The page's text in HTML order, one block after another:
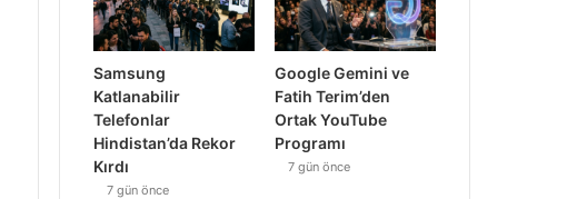
Samsung
Katlanabilir
Telefonlar
Hindistan’da Rekor
Kırdı
7 gün önce
Google Gemini ve
Fatih Terim’den
Ortak YouTube
Programı
7 gün önce